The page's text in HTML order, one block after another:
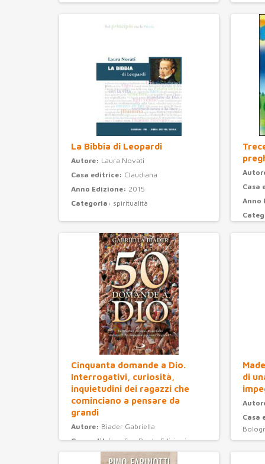
La Bibbia di Leopardi
Autore: Laura Novati
Casa editrice: Claudiana
Anno Edizione: 2015
Categoria: spiritualità
Casa
Anno
Cinquanta domande a Dio.
Interrogativi, curiosità,
inquietudini dei ragazzi che
cominciano a pensare da
grandi
Autore: Biader Gabriella
Casa editrice:San Paolo Edizioni
di
Casa
Anno